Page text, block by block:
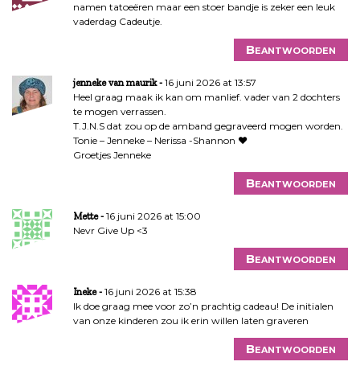
namen tatoeëren maar een stoer bandje is zeker een leuk
vaderdag Cadeutje.
Beantwoorden
jenneke van maurik
16 juni 2026 at 13:57
Heel graag maak ik kan om manlief. vader van 2 dochters
te mogen verrassen.
T.J.N.S dat zou op de amband gegraveerd mogen worden.
Tonie – Jenneke – Nerissa -Shannon ♥
Groetjes Jenneke
Beantwoorden
Mette
16 juni 2026 at 15:00
Nevr Give Up <3
Beantwoorden
Ineke
16 juni 2026 at 15:38
Ik doe graag mee voor zo’n prachtig cadeau! De initialen
van onze kinderen zou ik erin willen laten graveren
Beantwoorden